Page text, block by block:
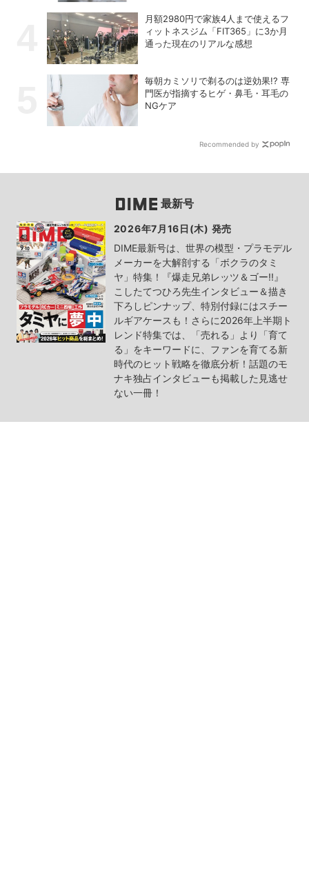
月額2980円で家族4人まで使えるフ
ィットネスジム「FIT365」に3か月
通った現在のリアルな感想
毎朝カミソリで剃るのは逆効果!? 専
門医が指摘するヒゲ・鼻毛・耳毛の
NGケア
Recommended by
最新号
2026年7月16日(木) 発売
DIME最新号は、世界の模型・プラモデル
メーカーを大解剖する「ボクラのタミ
ヤ」特集！『爆走兄弟レッツ＆ゴー!!』
こしたてつひろ先生インタビュー＆描き
下ろしピンナップ、特別付録にはスチー
ルギアケースも！さらに2026年上半期ト
レンド特集では、「売れる」より「育て
る」をキーワードに、ファンを育てる新
時代のヒット戦略を徹底分析！話題のモ
ナキ独占インタビューも掲載した見逃せ
ない一冊！